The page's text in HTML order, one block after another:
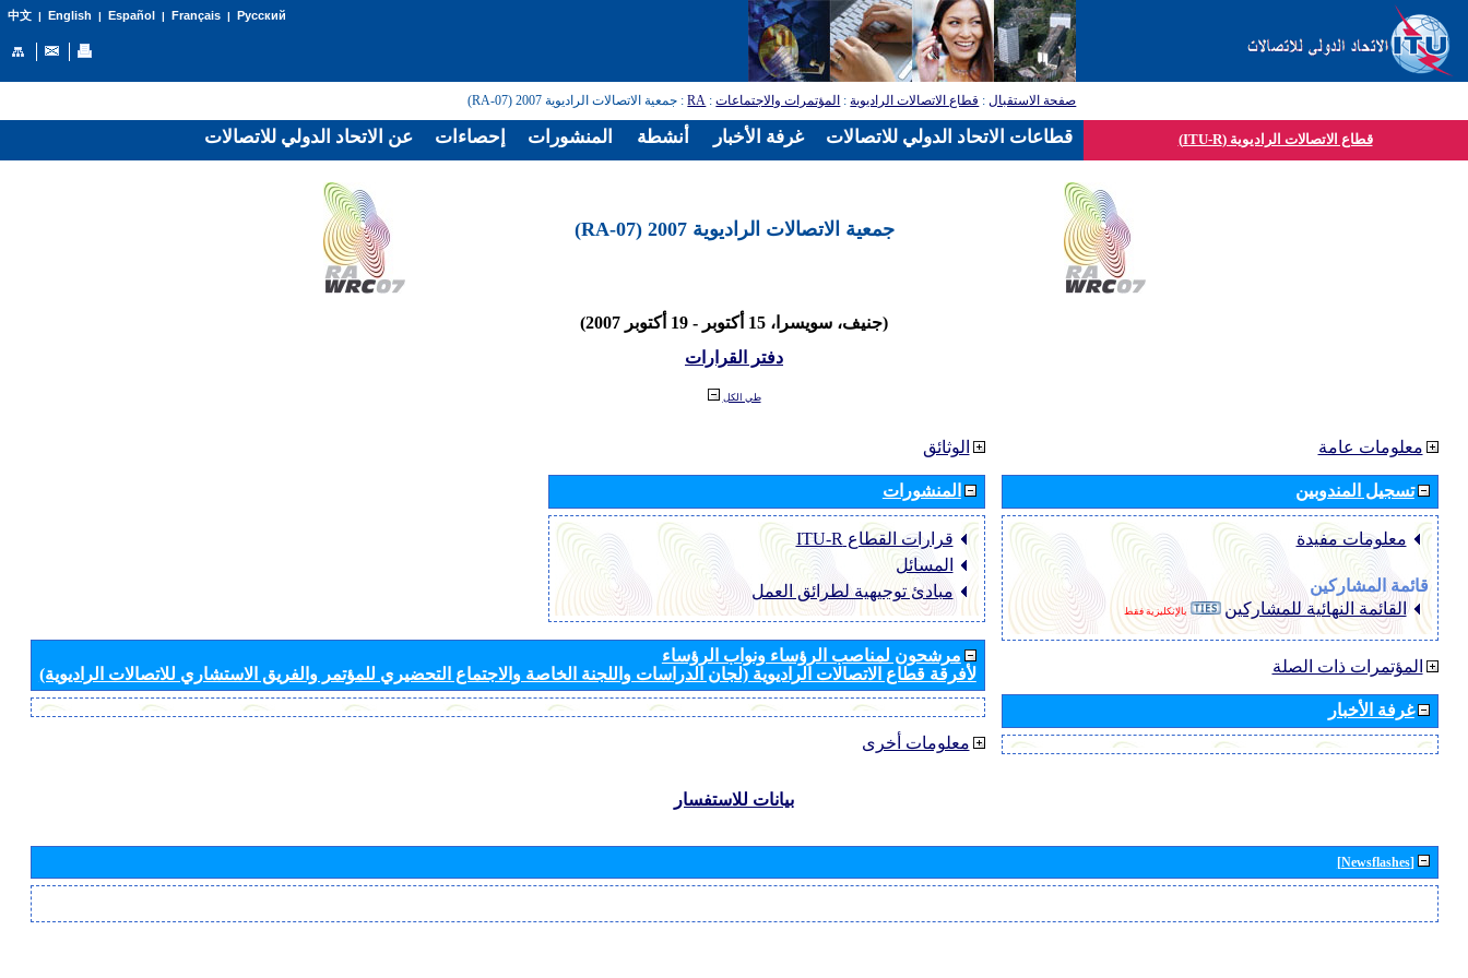
中文| English | Español | Français| Русский
صفحة الاستقبال: قطاع الاتصالات الراديوية: المؤتمرات والاجتماعات:
RA: جمعية الاتصالات الراديوية 2007 (RA-07)
قطاع الاتصالات الراديوية (ITU-R)
جمعية الاتصالات الراديوية 2007 (RA-07)
(جنيف، سويسرا، 15 أكتوبر - 19 أكتوبر 2007)
دفتر القرارات
طي الكل
الوثائق
المنشورات
قرارات القطاع ‏ITU-R
المسائل
مبادئ توجيهية لطرائق العمل
مرشحون لمناصب الرؤساء ونواب الرؤساء
لأفرقة قطاع الاتصالات الراديوية (لجان الدراسات واللجنة الخاصة والاجتماع التحضيري للمؤتمر والفريق الاستشاري للاتصالات الراديوية)
معلومات أخرى
معلومات عامة
تسجيل المندوبين
معلومات مفيدة
قائمة المشاركين
القائمة النهائية للمشاركين
بالإنكليزية فقط
المؤتمرات ذات الصلة
غرفة الأخبار
بيانات للاستفسار
[Newsflashes]
عن الاتحاد الدولي للاتصالات إحصاءات المنشورات أنشطة غرفة الأخبار قطاعات الاتحاد الدولي للاتصالات